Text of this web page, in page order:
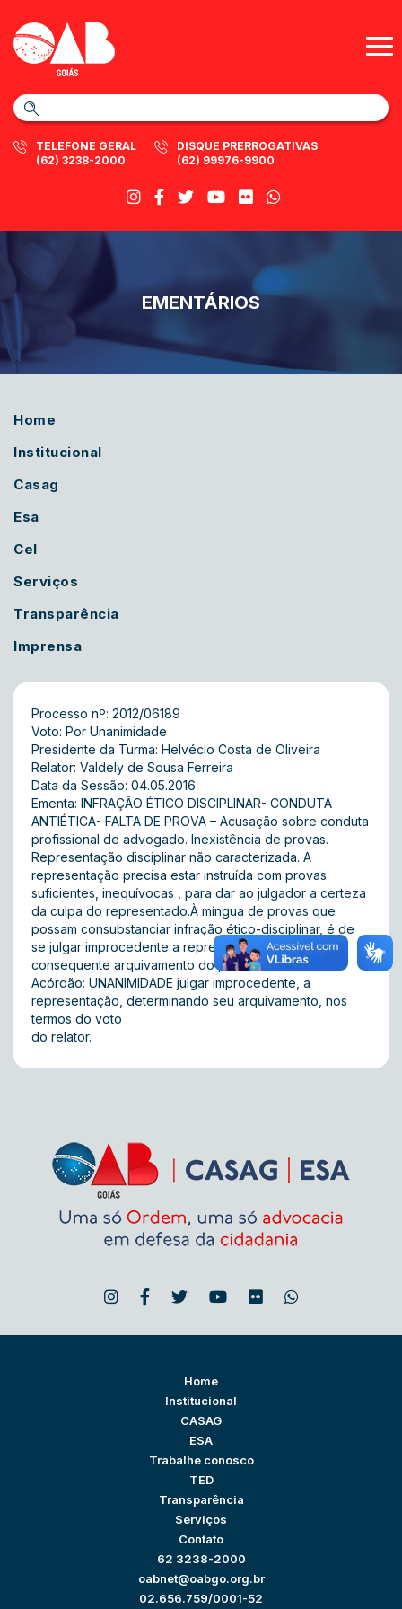
TELEFONE GERAL
(62) 3238-2000
DISQUE PRERROGATIVAS
(62) 99976-9900
EMENTÁRIOS
Home
Institucional
Casag
Esa
Cel
Serviços
Transparência
Imprensa
Processo nº: 2012/06189
Voto: Por Unanimidade
Presidente da Turma: Helvécio Costa de Oliveira
Relator: Valdely de Sousa Ferreira
Data da Sessão: 04.05.2016
Ementa: INFRAÇÃO ÉTICO DISCIPLINAR- CONDUTA
ANTIÉTICA- FALTA DE PROVA – Acusação sobre conduta
profissional de advogado. Inexistência de provas.
Representação disciplinar não caracterizada. A
representação precisa estar instruída com provas
suficientes, inequívocas , para dar ao julgador a certeza
da culpa do representado.À míngua de provas que
possam consubstanciar infração ético-disciplinar, é de
se julgar improcedente a representação com o
consequente arquivamento do processo.
Acórdão: UNANIMIDADE julgar improcedente, a
representação, determinando seu arquivamento, nos
termos do voto
do relator.
Home
Institucional
CASAG
ESA
Trabalhe conosco
TED
Transparência
Serviços
Contato
62 3238-2000
oabnet@oabgo.org.br
02.656.759/0001-52